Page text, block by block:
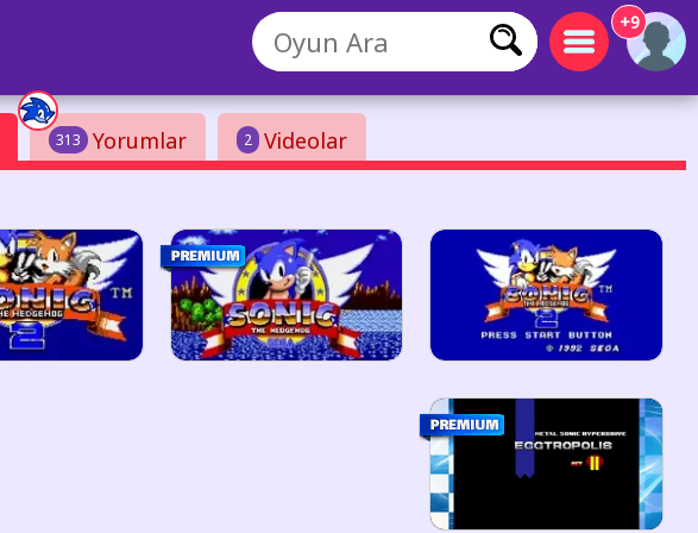
+9
313 Yorumlar 2 Videolar